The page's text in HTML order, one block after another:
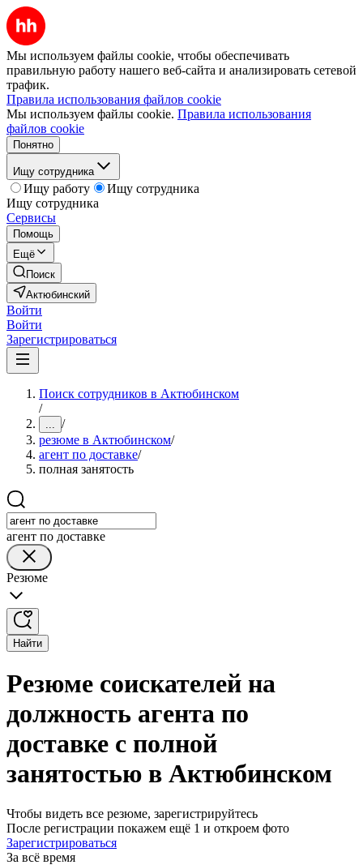
Мы используем файлы cookie, чтобы обеспечивать
правильную работу нашего веб-сайта и анализировать сетевой
трафик.
Правила использования файлов cookie
Мы используем файлы cookie. Правила использования
файлов cookie
Понятно
Ищу сотрудника
Ищу работу
Ищу сотрудника
Ищу сотрудника
Сервисы
Помощь
Ещё
Поиск
Актюбинский
Войти
Войти
Зарегистрироваться
Поиск сотрудников в Актюбинском
/
... /
резюме в Актюбинском/
агент по доставке/
полная занятость
агент по доставке
Резюме
Найти
Резюме соискателей на
должность агента по
доставке с полной
занятостью в Актюбинском
Чтобы видеть все резюме, зарегистрируйтесь
После регистрации покажем ещё 1 и откроем фото
Зарегистрироваться
За всё время